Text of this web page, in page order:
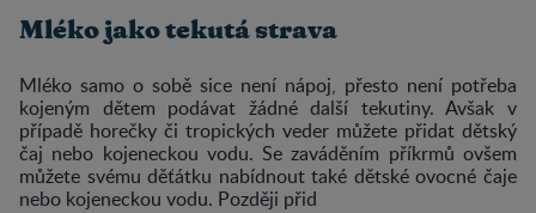
Mléko jako tekutá strava
Mléko samo o sobě sice není nápoj, přesto není potřeba
kojeným dětem podávat žádné další tekutiny. Avšak v
případě horečky či tropických veder můžete přidat dětský
čaj nebo kojeneckou vodu. Se zaváděním příkrmů ovšem
můžete svému děťátku nabídnout také dětské ovocné čaje
nebo kojeneckou vodu. Později přid